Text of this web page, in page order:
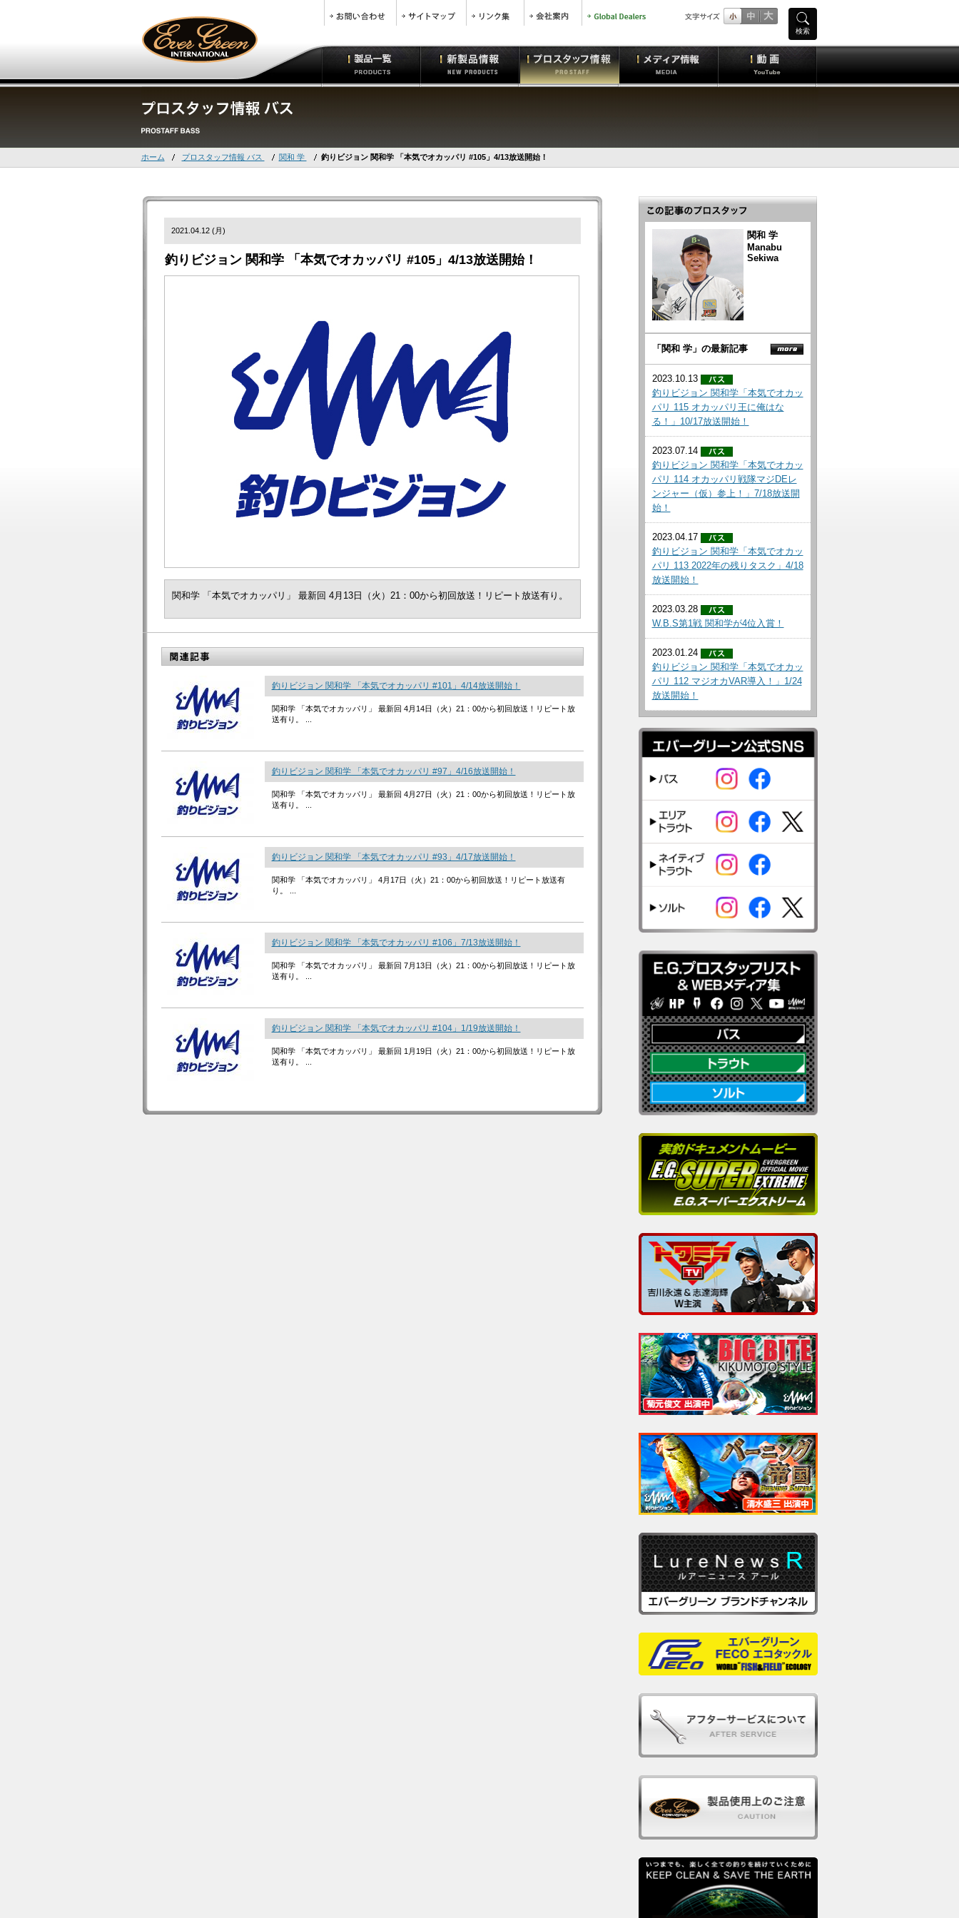
検索
ホーム プロスタッフ情報 バス 関和 学 釣りビジョン 関和学 「本気でオカッパリ #105」4/13放送開始！
2021.04.12 (月)
釣りビジョン 関和学 「本気でオカッパリ #105」4/13放送開始！
関和学 「本気でオカッパリ」 最新回 4月13日（火）21：00から初回放送！リピート放送有り。
釣りビジョン 関和学 「本気でオカッパリ #101」4/14放送開始！
関和学 「本気でオカッパリ」 最新回 4月14日（火）21：00から初回放送！リピート放
送有り。 ...
釣りビジョン 関和学 「本気でオカッパリ #97」4/16放送開始！
関和学 「本気でオカッパリ」 最新回 4月27日（火）21：00から初回放送！リピート放
送有り。 ...
釣りビジョン 関和学 「本気でオカッパリ #93」4/17放送開始！
関和学 「本気でオカッパリ」 4月17日（火）21：00から初回放送！リピート放送有
り。 ...
釣りビジョン 関和学 「本気でオカッパリ #106」7/13放送開始！
関和学 「本気でオカッパリ」 最新回 7月13日（火）21：00から初回放送！リピート放
送有り。 ...
釣りビジョン 関和学 「本気でオカッパリ #104」1/19放送開始！
関和学 「本気でオカッパリ」 最新回 1月19日（火）21：00から初回放送！リピート放
送有り。 ...
関和 学
Manabu
Sekiwa
「関和 学」の最新記事
2023.10.13
釣りビジョン 関和学「本気でオカッ
パリ 115 オカッパリ王に俺はな
る！」10/17放送開始！
2023.07.14
釣りビジョン 関和学「本気でオカッ
パリ 114 オカッパリ戦隊マジDEレ
ンジャー（仮）参上！」7/18放送開
始！
2023.04.17
釣りビジョン 関和学「本気でオカッ
パリ 113 2022年の残りタスク」4/18
放送開始！
2023.03.28
W.B.S第1戦 関和学が4位入賞！
2023.01.24
釣りビジョン 関和学「本気でオカッ
パリ 112 マジオカVAR導入！」1/24
放送開始！